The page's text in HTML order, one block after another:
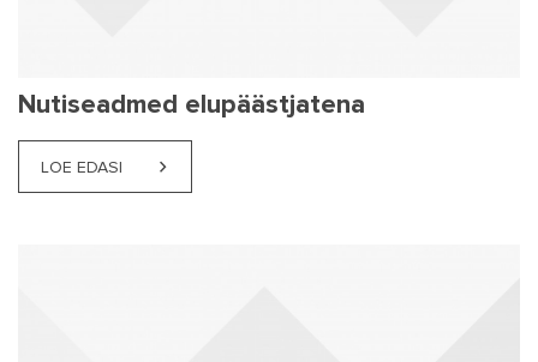
Nutiseadmed elupäästjatena
LOE EDASI